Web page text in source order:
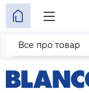
Все про товар